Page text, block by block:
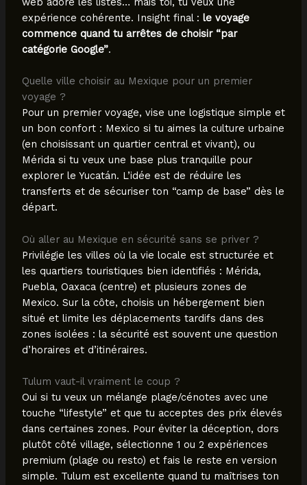
expérience cohérente. Insight final : le voyage
commence quand tu arrêtes de choisir “par
catégorie Google”.
Quelle ville choisir au Mexique pour un premier
voyage ?
Pour un premier voyage, vise une logistique simple et
un bon confort : Mexico si tu aimes la culture urbaine
(en choisissant un quartier central et vivant), ou
Mérida si tu veux une base plus tranquille pour
explorer le Yucatán. L’idée est de réduire les
transferts et de sécuriser ton “camp de base” dès le
départ.
Où aller au Mexique en sécurité sans se priver ?
Privilégie les villes où la vie locale est structurée et
les quartiers touristiques bien identifiés : Mérida,
Puebla, Oaxaca (centre) et plusieurs zones de
Mexico. Sur la côte, choisis un hébergement bien
situé et limite les déplacements tardifs dans des
zones isolées : la sécurité est souvent une question
d’horaires et d’itinéraires.
Tulum vaut-il vraiment le coup ?
Oui si tu veux un mélange plage/cénotes avec une
touche “lifestyle” et que tu acceptes des prix élevés
dans certaines zones. Pour éviter la déception, dors
plutôt côté village, sélectionne 1 ou 2 expériences
premium (plage ou resto) et fais le reste en version
simple. Tulum est excellente quand tu maîtrises ton